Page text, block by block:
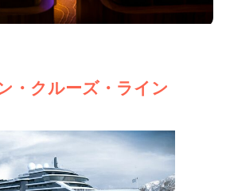
・クルーズ・ライン